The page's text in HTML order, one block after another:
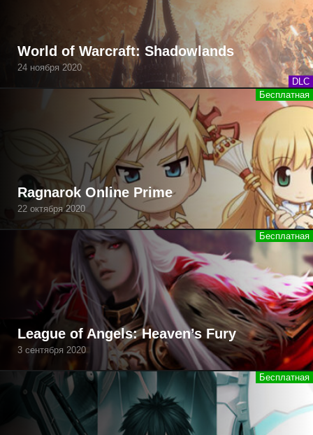
DLC
World of Warcraft: Shadowlands
24 ноября 2020
Ragnarok Online Prime
22 октября 2020
League of Angels: Heaven’s Fury
3 сентября 2020